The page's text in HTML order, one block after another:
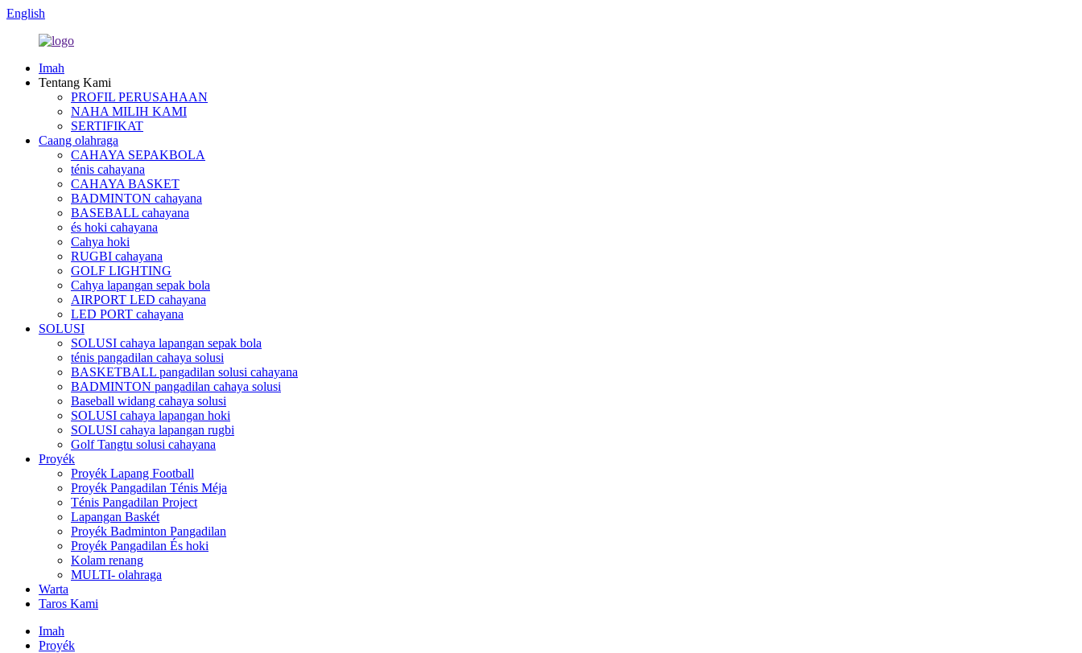
English
Imah
Tentang Kami
PROFIL PERUSAHAAN
NAHA MILIH KAMI
SERTIFIKAT
Caang olahraga
CAHAYA SEPAKBOLA
ténis cahayana
CAHAYA BASKET
BADMINTON cahayana
BASEBALL cahayana
és hoki cahayana
Cahya hoki
RUGBI cahayana
GOLF LIGHTING
Cahya lapangan sepak bola
AIRPORT LED cahayana
LED PORT cahayana
SOLUSI
SOLUSI cahaya lapangan sepak bola
ténis pangadilan cahaya solusi
BASKETBALL pangadilan solusi cahayana
BADMINTON pangadilan cahaya solusi
Baseball widang cahaya solusi
SOLUSI cahaya lapangan hoki
SOLUSI cahaya lapangan rugbi
Golf Tangtu solusi cahayana
Proyék
Proyék Lapang Football
Proyék Pangadilan Ténis Méja
Ténis Pangadilan Project
Lapangan Baskét
Proyék Badminton Pangadilan
Proyék Pangadilan És hoki
Kolam renang
MULTI- olahraga
Warta
Taros Kami
Imah
Proyék